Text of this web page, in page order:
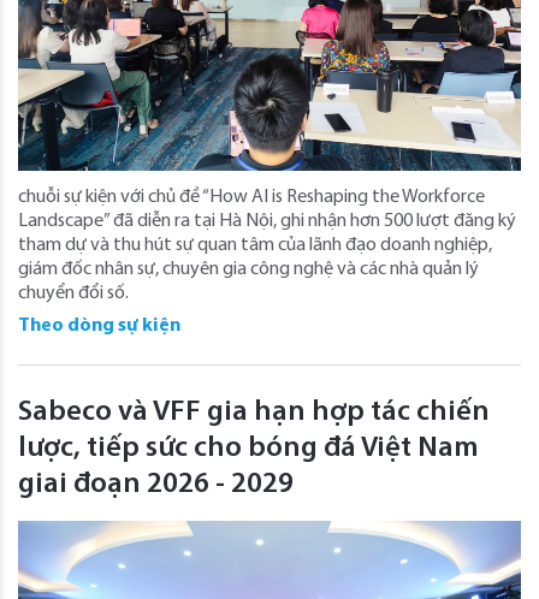
chuỗi sự kiện với chủ đề “How AI is Reshaping the Workforce
Landscape” đã diễn ra tại Hà Nội, ghi nhận hơn 500 lượt đăng ký
tham dự và thu hút sự quan tâm của lãnh đạo doanh nghiệp,
giám đốc nhân sự, chuyên gia công nghệ và các nhà quản lý
chuyển đổi số.
Theo dòng sự kiện
Sabeco và VFF gia hạn hợp tác chiến
lược, tiếp sức cho bóng đá Việt Nam
giai đoạn 2026 - 2029